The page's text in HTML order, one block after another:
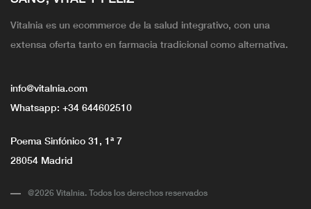
Vitalnia es un ecommerce de la salud integrativo, con una
extensa oferta tanto en farmacia tradicional como alternativa.
info@vitalnia.com
Whatsapp: +34 644602510
Poema Sinfónico 31, 1ª 7
28054 Madrid
@2026 Vitalnia. Todos los derechos reservados